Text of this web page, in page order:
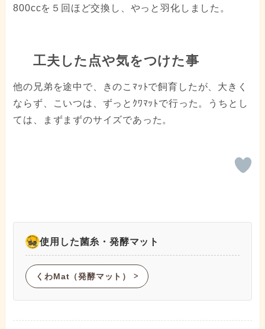
800ccを５回ほど交換し、やっと羽化しました。
工夫した点や気をつけた事
他の兄弟を途中で、きのこﾏｯﾄで飼育したが、大きく
ならず、こいつは、ずっとｸﾜﾏｯﾄで行った。うちとし
ては、まずまずのサイズであった。
使用した菌糸・発酵マット
くわMat（発酵マット） ᐳ